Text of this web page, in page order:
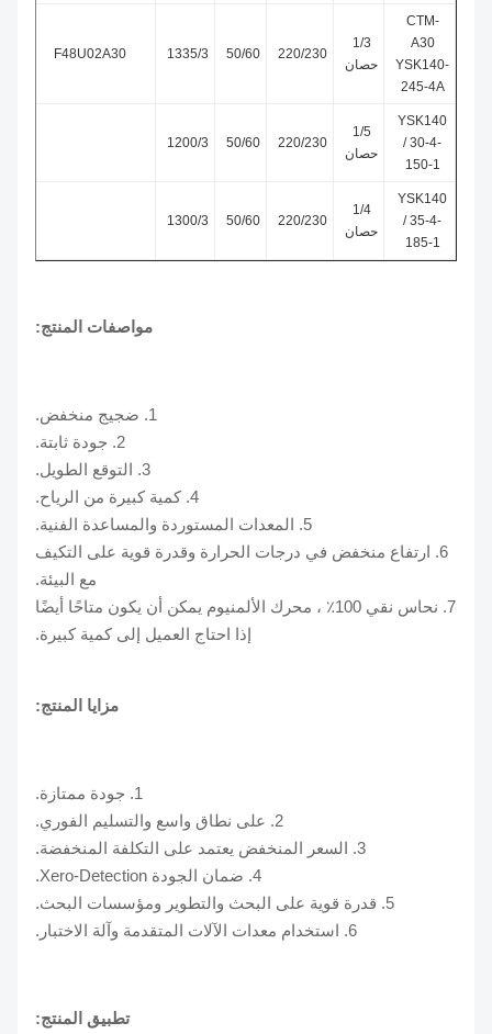
YSK140-
245-4A
حصان
220/230
50/60
1335/3
F48U02A30
YSK140
/ 30-4-
220/230
50/60
1200/3
YSK140
/ 35-4-
220/230
50/60
1300/3
مواصفات المنتج:
6. ارتفاع منخفض في درجات الحرارة وقدرة قوية على التكيف
مع البيئة.
7. نحاس نقي 100٪ ، محرك الألمنيوم يمكن أن يكون متاحًا أيضًا
إذا احتاج العميل إلى كمية كبيرة.
مزايا المنتج:
تطبيق المنتج: